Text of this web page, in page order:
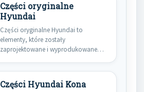
Części oryginalne
Hyundai
Części oryginalne Hyundai to
elementy, które zostały
zaprojektowane i wyprodukowane
Części Hyundai Kona